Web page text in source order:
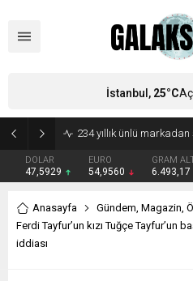
DOLAR
47,5929
EURO
54,9560
GRAM
6.493,17
İstanbul, 25°C
Anasayfa Gündem, Magazin,
Ferdi Tayfur’un kızı Tuğçe Tayfur’un
iddiası